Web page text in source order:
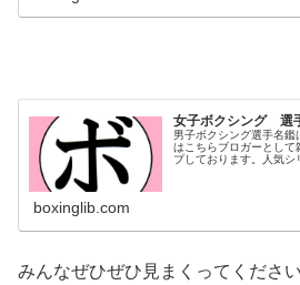
女子ボクシング 選
男子ボクシング選手名
はこちらブロガーとし
プしております。人気
boxinglib.com
みんなぜひぜひ見まくってください